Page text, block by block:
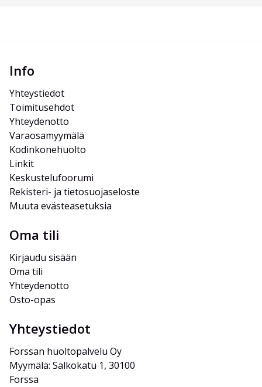
Info
Yhteystiedot
Toimitusehdot
Yhteydenotto
Varaosamyymälä
Kodinkonehuolto
Linkit
Keskustelufoorumi
Rekisteri- ja tietosuojaseloste
Muuta evästeasetuksia
Oma tili
Kirjaudu sisään
Oma tili
Yhteydenotto
Osto-opas
Yhteystiedot
Forssan huoltopalvelu Oy
Myymälä: Salkokatu 1, 30100
Forssa